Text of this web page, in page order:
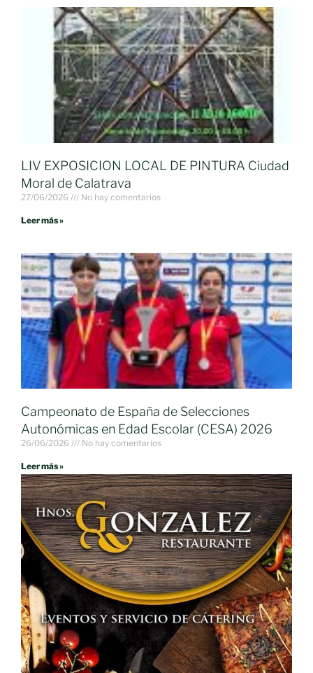
LIV EXPOSICION LOCAL DE PINTURA Ciudad
Moral de Calatrava
27/06/2026 No hay comentarios
Leer más »
Campeonato de España de Selecciones
Autonómicas en Edad Escolar (CESA) 2026
26/06/2026 No hay comentarios
Leer más »